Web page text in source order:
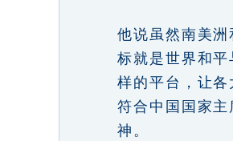
他说虽然南美
标就是世界和
样的平台，让
符合中国国家
神。